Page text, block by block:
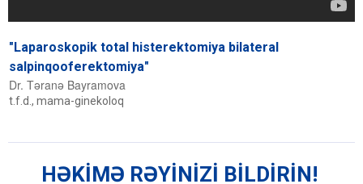
"Laparoskopik total histerektomiya bilateral
salpinqooferektomiya"
Dr. Təranə Bayramova
t.f.d., mama-ginekoloq
HƏKİMƏ RƏYİNİZİ BİLDİRİN!